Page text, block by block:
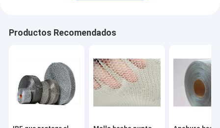
Productos Recomendados